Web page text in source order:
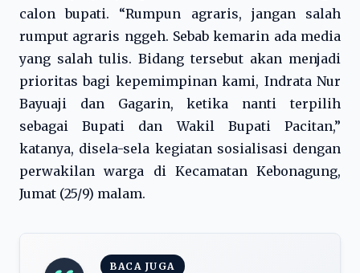
calon bupati. “Rumpun agraris, jangan salah
rumput agraris nggeh. Sebab kemarin ada media
yang salah tulis. Bidang tersebut akan menjadi
prioritas bagi kepemimpinan kami, Indrata Nur
Bayuaji dan Gagarin, ketika nanti terpilih
sebagai Bupati dan Wakil Bupati Pacitan,”
katanya, disela-sela kegiatan sosialisasi dengan
perwakilan warga di Kecamatan Kebonagung,
Jumat (25/9) malam.
BACA JUGA